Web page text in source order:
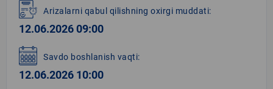
1
of
1
Arizalarni qabul qilishning oxirgi muddati:
12.06.2026 09:00
Savdo boshlanish vaqti:
12.06.2026 10:00